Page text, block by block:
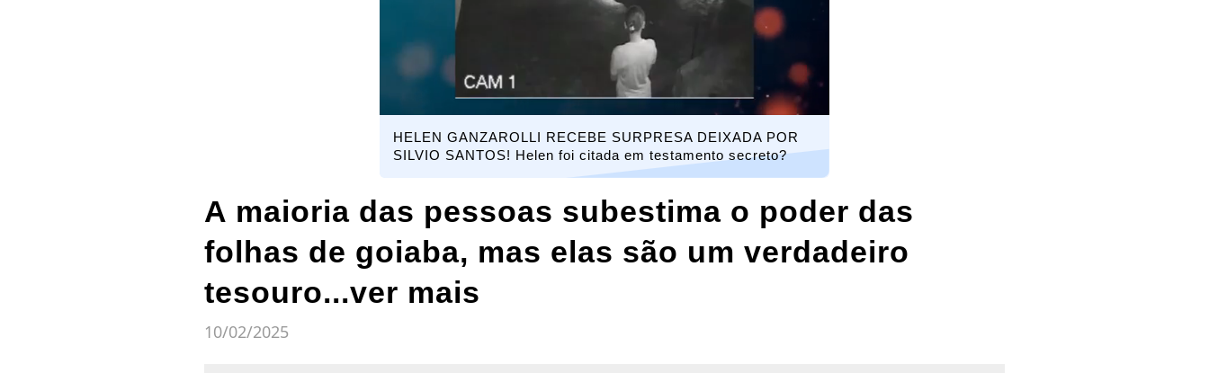
HELEN GANZAROLLI RECEBE SURPRESA DEIXADA POR
SILVIO SANTOS! Helen foi citada em testamento secreto?
A maioria das pessoas subestima o poder das
folhas de goiaba, mas elas são um verdadeiro
tesouro...ver mais
10/02/2025